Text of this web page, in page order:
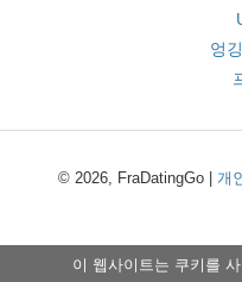
엉
© 2026, FraDatingGo | 개
이 웹사이트는 쿠키를